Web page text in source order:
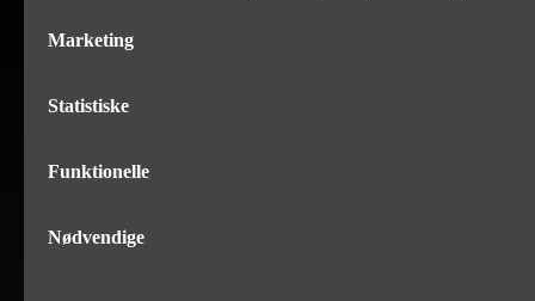
Marketing
Statistiske
Funktionelle
Nødvendige